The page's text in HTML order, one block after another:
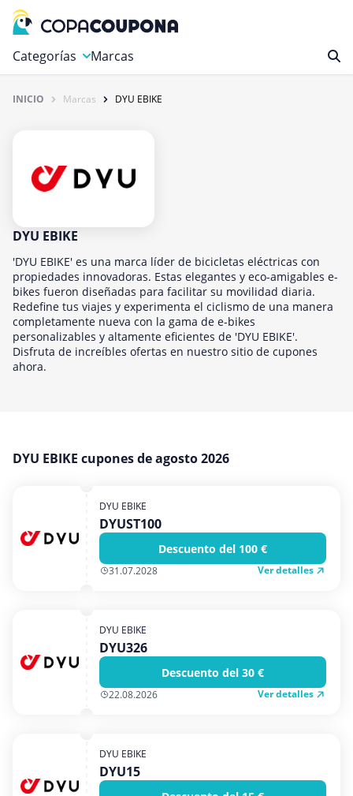
Categorías
Autos y Motocicletas
Educación y carreras
Gastronomía y Bebidas
Hogar, Jardín y Mascotas
Internet y Telecomunicaciones
Juegos
Libros y revistas
Medios y entretenimiento
Ordenadores & Electronica
Varios
Marcas
INICIO Marcas DYU EBIKE
DYU EBIKE
'DYU EBIKE' es una marca líder de bicicletas eléctricas con
propiedades innovadoras. Estas elegantes y eco-amigables e-
bikes fueron diseñadas para facilitar su movilidad diaria.
Redefine tus viajes y experimenta el ciclismo de una manera
completamente nueva con la gama de e-bikes
personalizables y altamente eficientes de 'DYU EBIKE'.
Disfruta de increíbles ofertas en nuestro sitio de cupones
ahora.
DYU EBIKE cupones de agosto 2026
DYU EBIKE
DYUST100
Descuento del 100 €
31.07.2028 Ver detalles
DYU EBIKE
DYU326
Descuento del 30 €
22.08.2026 Ver detalles
DYU EBIKE
DYU15